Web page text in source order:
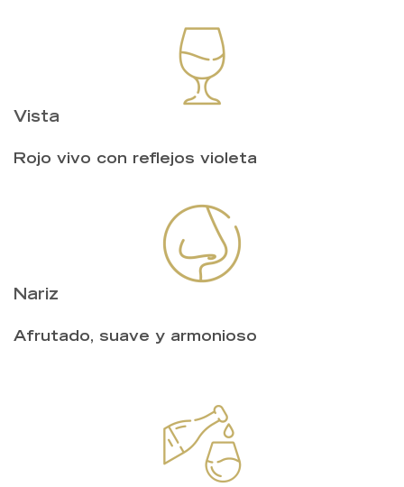
Vista
Rojo vivo con reflejos violeta
Nariz
Afrutado, suave y armonioso